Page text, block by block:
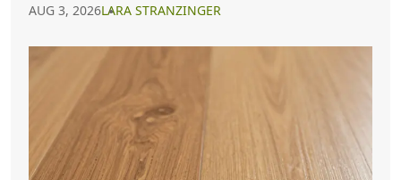
AUG 3, 2026LARA STRANZINGER